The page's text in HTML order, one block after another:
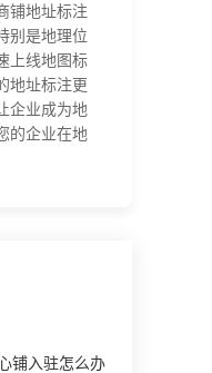
铺地址标注
别是地理位
上线地图标
地址标注更
企业成为地
的企业在地
铺入驻怎么办